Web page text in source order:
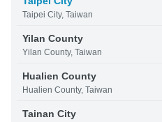
Taipei City, Taiwan
Yilan County
Yilan County, Taiwan
Hualien County
Hualien County, Taiwan
Tainan City